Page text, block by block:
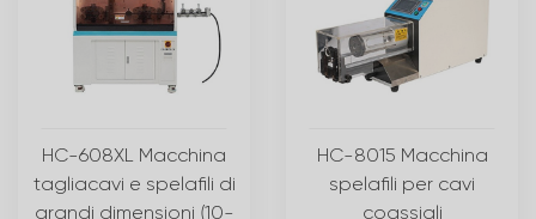
HC-608XL Macchina
tagliacavi e spelafili di
grandi dimensioni (10-
HC-8015 Macchina
spelafili per cavi
coassiali